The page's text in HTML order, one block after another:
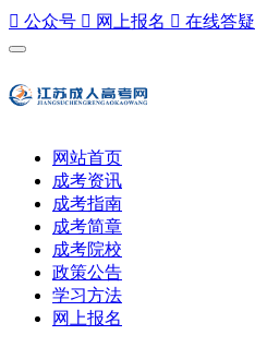
 公众号  网上报名  在线答疑
网站首页
成考资讯
成考指南
成考简章
成考院校
政策公告
学习方法
网上报名